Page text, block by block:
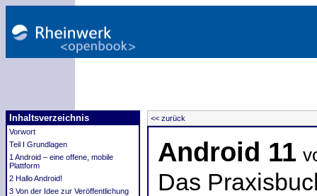
Inhaltsverzeichnis
Vorwort
Teil I Grundlagen
1 Android – eine offene, mobile
Plattform
2 Hallo Android!
3 Von der Idee zur Veröffentlichung
<< zurück
Android 11
Das